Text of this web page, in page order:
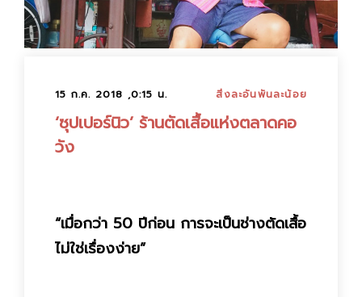
15 ก.ค. 2018 ,0:15 น. สิ่งละอันพันละน้อย
‘ซุปเปอร์นิว’ ร้านตัดเสื้อแห่งตลาดคอ
วัง
“เมื่อกว่า 50 ปีก่อน การจะเป็นช่างตัดเสื้อ
ไม่ใช่เรื่องง่าย”